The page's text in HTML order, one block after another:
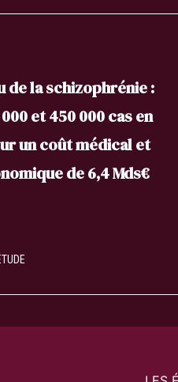
de la schizophrénie :
et 450 000 cas en
un coût médical et
de 6,4 Mds€